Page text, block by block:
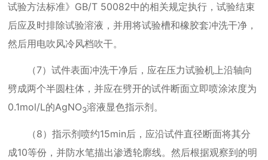
试验方法标准》 GB/T 50082中的相关规定执行，试验结束
后应及时排除试验溶液，并用将试验槽和橡胶套冲洗干净，
然后用电吹风冷风档吹干。
（7）试件表面冲洗干净后，应在压力试验机上沿轴向
劈成两个半圆柱体，并应在劈开的试件断面立即喷涂浓度为
0.1mol/L的AgNO3溶液显色指示剂。
（8）指示剂喷约15min后，应沿试件直径断面将其分
成10等份，并防水笔描出渗透轮廓线。然后根据观察到的明